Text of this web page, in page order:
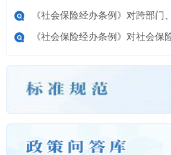
《社会保险经办条例》对跨部门
《社会保险经办条例》对社会保